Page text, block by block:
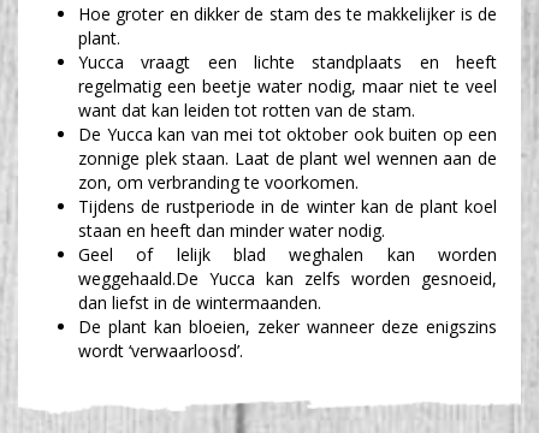
Hoe groter en dikker de stam des te makkelijker is de
plant.
Yucca vraagt een lichte standplaats en heeft
regelmatig een beetje water nodig, maar niet te veel
want dat kan leiden tot rotten van de stam.
De Yucca kan van mei tot oktober ook buiten op een
zonnige plek staan. Laat de plant wel wennen aan de
zon, om verbranding te voorkomen.
Tijdens de rustperiode in de winter kan de plant koel
staan en heeft dan minder water nodig.
Geel of lelijk blad weghalen kan worden
weggehaald.De Yucca kan zelfs worden gesnoeid,
dan liefst in de wintermaanden.
De plant kan bloeien, zeker wanneer deze enigszins
wordt ‘verwaarloosd’.